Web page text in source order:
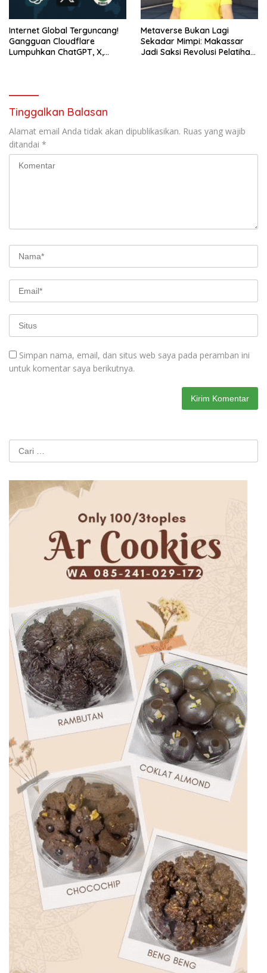
Internet Global Terguncang!
Gangguan Cloudflare
Lumpuhkan ChatGPT, X,
Metaverse Bukan Lagi
Sekadar Mimpi: Makassar
Jadi Saksi Revolusi Pelatihan
Tinggalkan Balasan
Alamat email Anda tidak akan dipublikasikan. Ruas yang wajib
ditandai *
Simpan nama, email, dan situs web saya pada peramban ini
untuk komentar saya berikutnya.
Cari
untuk: